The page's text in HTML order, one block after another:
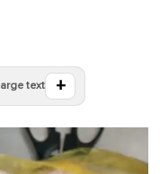
text +